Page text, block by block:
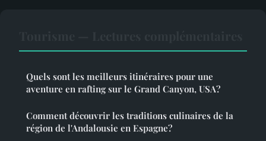
Quels sont les meilleurs itinéraires pour une
aventure en rafting sur le Grand Canyon, USA?
Comment découvrir les traditions culinaires de la
région de l'Andalousie en Espagne?